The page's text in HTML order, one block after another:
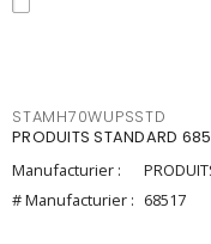
STAMH70WUPSSTD
PRODUITS STANDARD
Manufacturier :
# Manufacturier : 68517